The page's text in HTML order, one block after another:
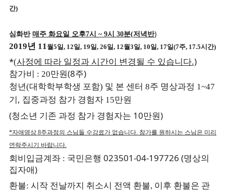
간)
심화반매주 화요일 오후7시 ~ 9시 30분(저녁반)
2019년 11월 5일 , 12일 , 19일 , 26일 , 12월 3일 , 10일 , 17일 (7주, 17.5시간)
*(사정에 따라 일정과 시간이 변경될 수 있습니다.)
참가비 : 20만원(8주)
청년(대학학부학생 포함) 및 본 센터 8주 명상과정 1~47
기 , 집중과정 참가 경험자 15만원
(청소년 기존 과정 참가 경험자는 10만원)
*자애명상 8주과정의 스님들 수강료가 없습니다. 참가를 원하시는 스님은 미리
연락주시기 바랍니다.
회비입금계좌 : 국민은행 023501-04-197726 (명상의
집자애)
환불: 시작 전날까지 취소시 전액 환불, 이후 환불은 관